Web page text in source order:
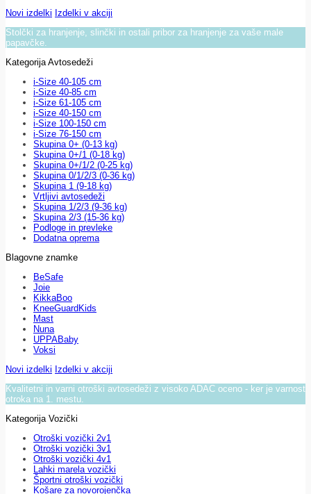
Novi izdelki Izdelki v akciji
Stolčki za hranjenje, slinčki in ostali pribor za hranjenje za vaše male
papavčke.
Kategorija Avtosedeži
i-Size 40-105 cm
i-Size 40-85 cm
i-Size 61-105 cm
i-Size 40-150 cm
i-Size 100-150 cm
i-Size 76-150 cm
Skupina 0+ (0-13 kg)
Skupina 0+/1 (0-18 kg)
Skupina 0+/1/2 (0-25 kg)
Skupina 0/1/2/3 (0-36 kg)
Skupina 1 (9-18 kg)
Vrtljivi avtosedeži
Skupina 1/2/3 (9-36 kg)
Skupina 2/3 (15-36 kg)
Podloge in prevleke
Dodatna oprema
Blagovne znamke
BeSafe
Joie
KikkaBoo
KneeGuardKids
Mast
Nuna
UPPABaby
Voksi
Novi izdelki Izdelki v akciji
Kvalitetni in varni otroški avtosedeži z visoko ADAC oceno - ker je varnost
otroka na 1. mestu.
Kategorija Vozički
Otroški vozički 2v1
Otroški vozički 3v1
Otroški vozički 4v1
Lahki marela vozički
Športni otroški vozički
Košare za novorojenčka